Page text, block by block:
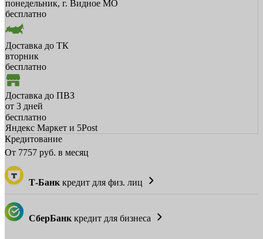
понедельник, г. Видное МО
бесплатно
Доставка до ТК
вторник
бесплатно
Доставка до ПВЗ
от 3 дней
бесплатно
Яндекс Маркет и 5Post
Кредитование
От 7757 руб. в месяц
Т-Банк кредит для физ. лиц
СберБанк кредит для бизнеса